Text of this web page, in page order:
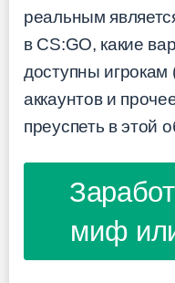
реальным
в CS:GO, какие
доступны игрокам
аккаунтов и
преуспеть в этой
миф